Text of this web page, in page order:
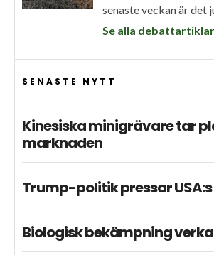
senaste veckan är det
Se alla
SENASTE NYTT
Kinesiska minigrävare tar
marknaden
Trump-politik pressar
Biologisk bekämpning